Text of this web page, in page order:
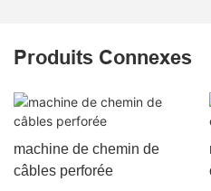
Produits Connexes
machine de chemin de
câbles perforée